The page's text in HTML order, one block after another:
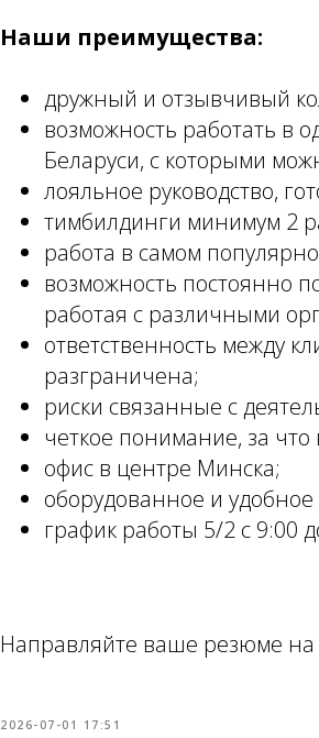
Наши преимущества:
дружный и отзывчивый
возможность работать в
Беларуси, с которыми
лояльное руководство,
тимбилдинги минимум 2
работа в самом
возможность постоянно
работая с различными
ответственность между
разграничена;
риски связанные с
четкое понимание, за
офис в центре Минска;
оборудованное и
график работы 5/2 с 9:00
Направляйте ваше резюме на
2026-07-01 17:51